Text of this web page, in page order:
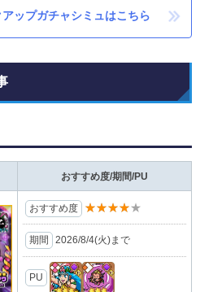
ップガチャシミュはこちら
おすすめ度/期間/PU
おすすめ度 ★★★★★
期間 2026/8/4(⽕)まで
PU